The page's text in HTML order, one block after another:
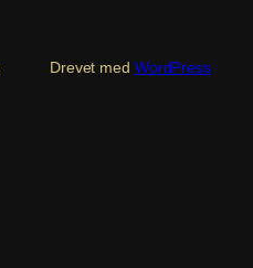
Drevet med WordPress